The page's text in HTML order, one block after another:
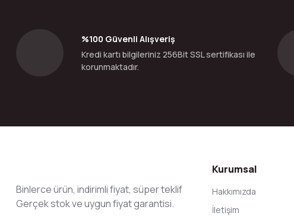
%100 Güvenli Alışveriş
Kredi kartı bilgileriniz 256Bit SSL sertifikası ile
korunmaktadır.
Binlerce ürün, indirimli fiyat, süper teklif
Gerçek stok ve uygun fiyat garantisi.
Kurumsal
Hakkımızda
İletişim